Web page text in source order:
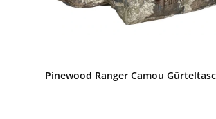
Pinewood Ranger Camou